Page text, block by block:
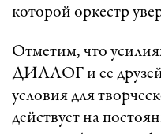
которой оркестр
Отметим, что
ДИАЛОГ и ее друзей
условия для
действует на